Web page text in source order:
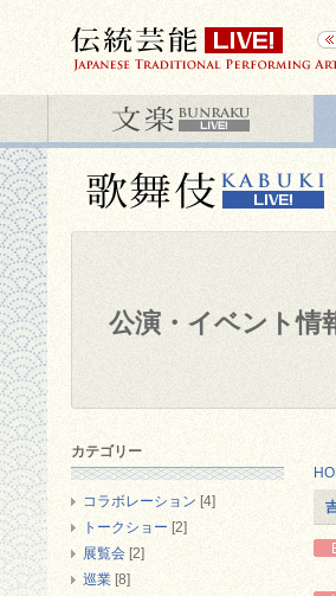
公演・イベント情
カテゴリー
コラボレーション [4]
トークショー [2]
展覧会 [2]
巡業 [8]